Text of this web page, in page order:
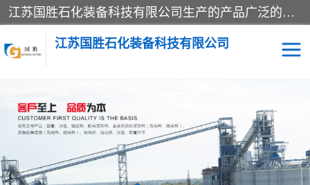
江苏国胜石化装备科技有限公司生产的产品广泛的应用于石油、石化等行业中，产品种类齐全，其中包括装卸鹤管、汽车鹤管、火车鹤管、装车鹤管、卸车鹤管、上装鹤管、下装鹤管、lng鹤管、发油鹤管、液氨鹤管、液化气鹤管等，我们生产的产品质量上乘，价格实惠，服务好，买鹤管就到国胜石化装备！
江苏国胜石化装备科技有限公司
输油臂 鹤管活动梯